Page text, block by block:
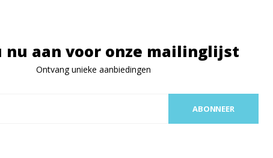
nu aan voor onze mailinglijst
Ontvang unieke aanbiedingen
ABONNEER